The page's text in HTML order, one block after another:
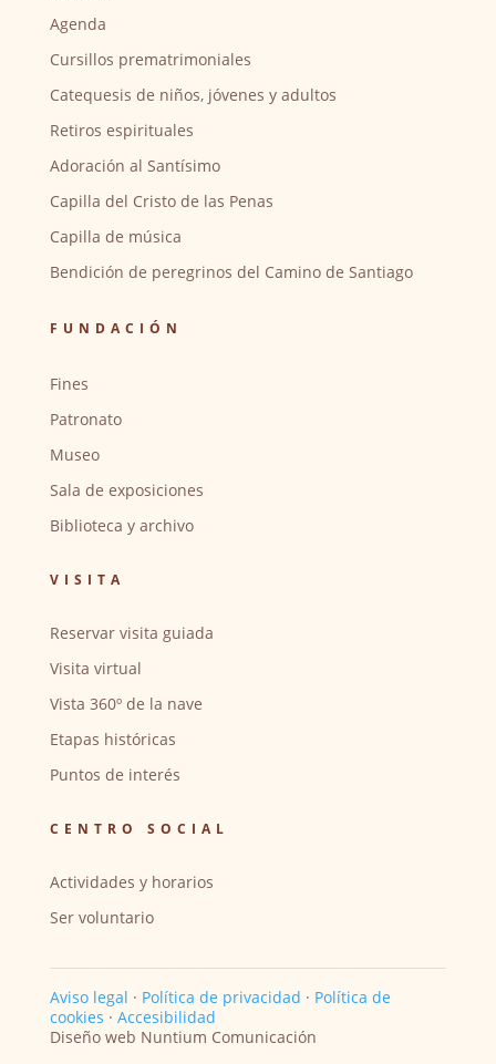
Agenda
Cursillos prematrimoniales
Catequesis de niños, jóvenes y adultos
Retiros espirituales
Adoración al Santísimo
Capilla del Cristo de las Penas
Capilla de música
Bendición de peregrinos del Camino de Santiago
FUNDACIÓN
Fines
Patronato
Museo
Sala de exposiciones
Biblioteca y archivo
VISITA
Reservar visita guiada
Visita virtual
Vista 360º de la nave
Etapas históricas
Puntos de interés
CENTRO SOCIAL
Actividades y horarios
Ser voluntario
Aviso legal · Política de privacidad · Política de
cookies · Accesibilidad
Diseño web Nuntium Comunicación